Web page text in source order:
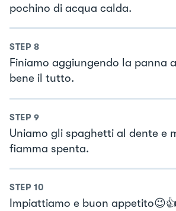
pochino di acqua calda.
STEP 8
Finiamo aggiungendo la panna
bene il tutto.
STEP 9
Uniamo gli spaghetti al dente e
fiamma spenta.
STEP 10
Impiattiamo e buon